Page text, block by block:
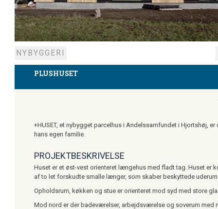
NYBYGGERI
PLUSHUSET
+HUSET, et nybygget parcelhus i Andelssamfundet i Hjortshøj,
hans egen familie.
PROJEKTBESKRIVELSE
Huset er et øst-vest orienteret længehus med fladt tag. Huset er
af to let forskudte smalle længer, som skaber beskyttede
Opholdsrum, køkken og stue er orienteret mod syd med store
Mod nord er der badeværelser, arbejdsværelse og soverum med